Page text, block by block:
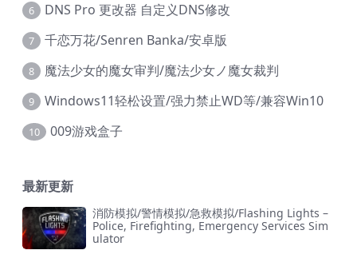
6 DNS Pro 更改器 自定义DNS修改
7 千恋万花/Senren Banka/安卓版
8 魔法少女的魔女审判/魔法少女ノ魔女裁判
9 Windows11轻松设置/强力禁止WD等/兼容Win10
10 009游戏盒子
最新更新
消防模拟/警情模拟/急救模拟/Flashing Lights –
Police, Firefighting, Emergency Services Sim
ulator